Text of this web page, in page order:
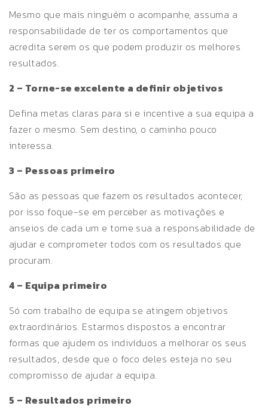
Mesmo que mais ninguém o acompanhe, assuma a
responsabilidade de ter os comportamentos que
acredita serem os que podem produzir os melhores
resultados.
2 – Torne-se excelente a definir objetivos
Defina metas claras para si e incentive a sua equipa a
fazer o mesmo. Sem destino, o caminho pouco
interessa.
3 – Pessoas primeiro
São as pessoas que fazem os resultados acontecer,
por isso foque-se em perceber as motivações e
anseios de cada um e tome sua a responsabilidade de
ajudar e comprometer todos com os resultados que
procuram.
4 – Equipa primeiro
Só com trabalho de equipa se atingem objetivos
extraordinários. Estarmos dispostos a encontrar
formas que ajudem os indivíduos a melhorar os seus
resultados, desde que o foco deles esteja no seu
compromisso de ajudar a equipa.
5 – Resultados primeiro